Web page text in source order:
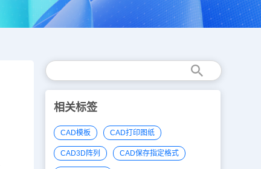
相关标签
CAD模板 CAD打印图纸
CAD3D阵列 CAD保存指定格式